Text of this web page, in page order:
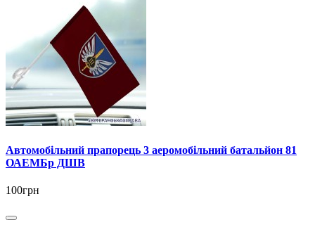
Автомобільний прапорець 3 аеромобільний батальйон 81
ОАЕМБр ДШВ
100грн